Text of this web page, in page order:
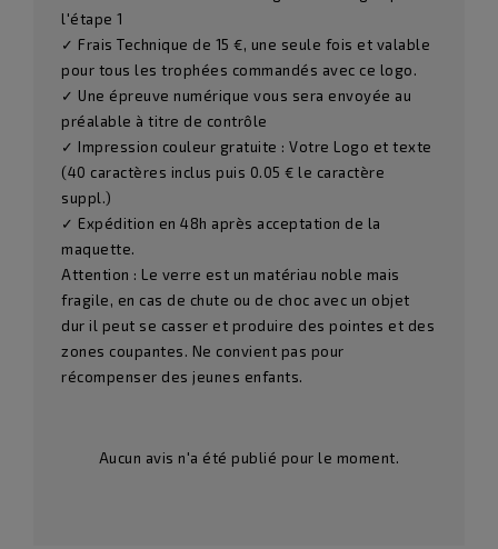
l'étape 1
✓ Frais Technique de 15 €, une seule fois et valable
pour tous les trophées commandés avec ce logo.
✓ Une épreuve numérique vous sera envoyée au
préalable à titre de contrôle
✓ Impression couleur gratuite : Votre Logo et texte
(40 caractères inclus puis 0.05 € le caractère
suppl.)
✓ Expédition en 48h après acceptation de la
maquette.
Attention : Le verre est un matériau noble mais
fragile, en cas de chute ou de choc avec un objet
dur il peut se casser et produire des pointes et des
zones coupantes. Ne convient pas pour
récompenser des jeunes enfants.
Aucun avis n'a été publié pour le moment.